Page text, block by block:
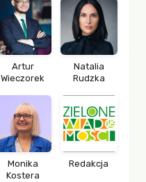
Artur
Wieczorek
Natalia
Rudzka
Monika
Kostera
Redakcja